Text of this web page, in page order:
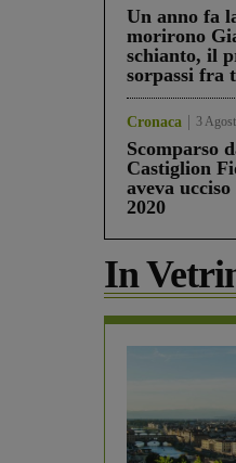
Un anno fa
morirono
schianto, il
sorpassi fra
Cronaca 3
Scomparso
Castiglion
aveva
2020
In